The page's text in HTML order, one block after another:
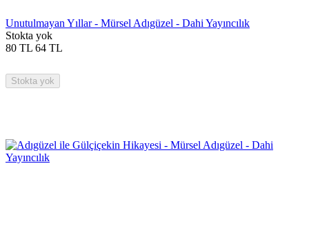
Unutulmayan Yıllar - Mürsel Adıgüzel - Dahi Yayıncılık
Stokta yok
80 TL 64 TL
Stokta yok